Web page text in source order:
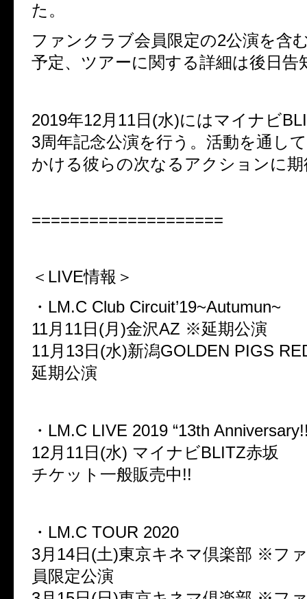
た。
ファンクラブ会員限定の2公演を含
予定、ツアーに関する詳細は後日告
2019年12月11日(水)にはマイナビ
3周年記念公演を行う。活動を通し
かける彼らの次なるアクションに
====================
＜LIVE情報＞
・LM.C Club Circuit’19~Autumun~
11月11日(月)金沢AZ ※延期公演
11月13日(水)新潟GOLDEN PIGS
延期公演
・LM.C LIVE 2019 “13th
12月11日(水) マイナビBLITZ赤坂
チケット一般販売中!!
・LM.C TOUR 2020
3月14日(土)東京キネマ倶楽部 ※フ
員限定公演